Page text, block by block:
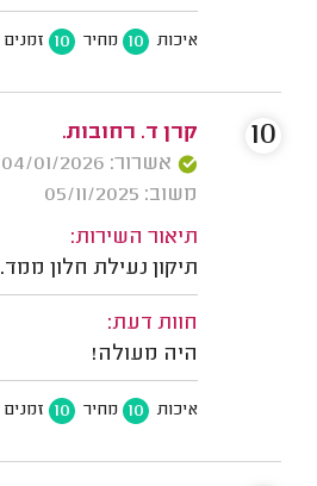
איכות 10 מחיר 10 זמנים
קרן ד. רחובות.
אשרור: 04/01/2026
משוב: 05/11/2025
תיאור השירות:
תיקון נעילת חלון ממד.
חוות דעת:
היה מעולה!
איכות 10 מחיר 10 זמנים
10